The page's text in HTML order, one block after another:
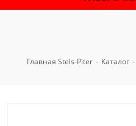
Главная Stels-Piter - Каталог -